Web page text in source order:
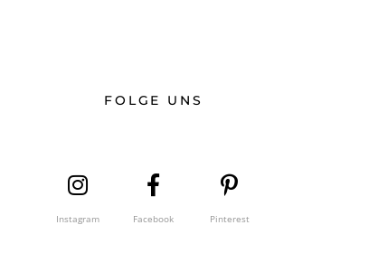
FOLGE UNS
Instagram Facebook Pinterest